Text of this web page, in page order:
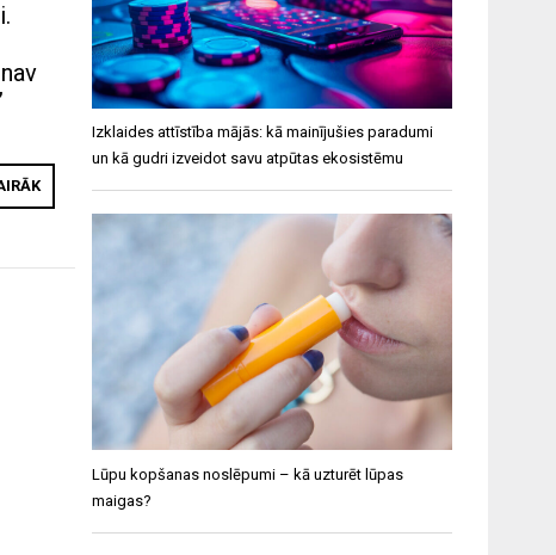
Izklaides attīstība mājās: kā mainījušies paradumi
un kā gudri izveidot savu atpūtas ekosistēmu
Lūpu kopšanas noslēpumi – kā uzturēt lūpas
maigas?